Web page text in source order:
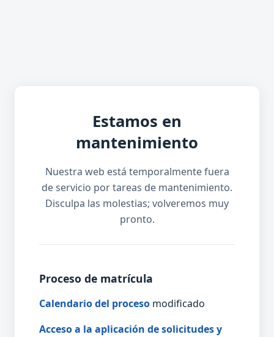
Estamos en
mantenimiento
Nuestra web está temporalmente fuera
de servicio por tareas de mantenimiento.
Disculpa las molestias; volveremos muy
pronto.
Proceso de matrícula
Calendario del proceso modificado
Acceso a la aplicación de solicitudes y